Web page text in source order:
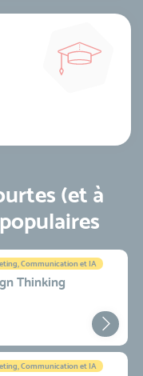
(et à
Communication et IA
Thinking
Communication et IA